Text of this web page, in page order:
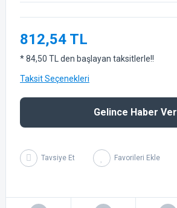
812,54 TL
* 84,50 TL den başlayan taksitlerle!!
Taksit Seçenekleri
Gelince Haber Ver
Tavsiye Et